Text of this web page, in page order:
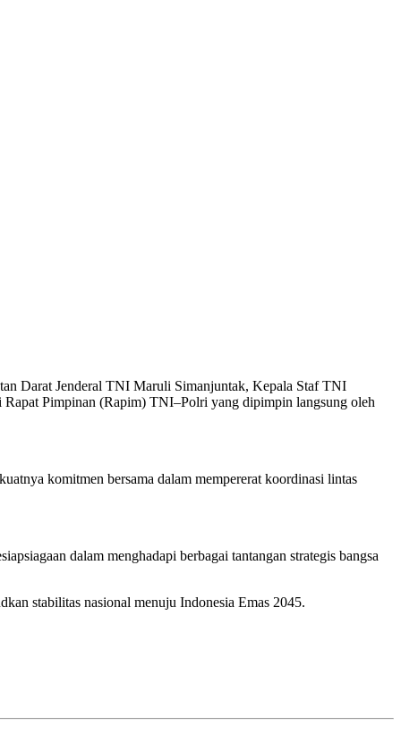
Darat Jenderal TNI Maruli Simanjuntak, Kepala Staf TNI
Pimpinan (Rapim) TNI–Polri yang dipimpin langsung oleh
komitmen bersama dalam mempererat koordinasi lintas
dalam menghadapi berbagai tantangan strategis bangsa
stabilitas nasional menuju Indonesia Emas 2045.